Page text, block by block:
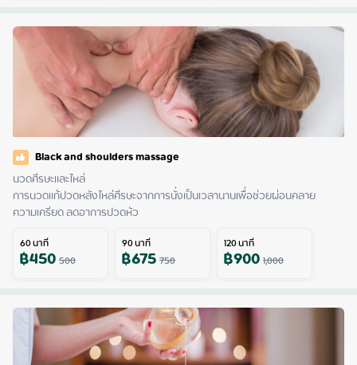
Black and shoulders massage
นวดศีรษะและไหล่
การนวดแก้ปวดหลังไหล่ศีรษะจากการนั่งเป็นเวลานานเพื่อช่วยผ่อนคลาย
ความเครียด ลดอาการปวดหัว
60นาที
฿450500
90นาที
฿675750
120นาที
฿9001,000